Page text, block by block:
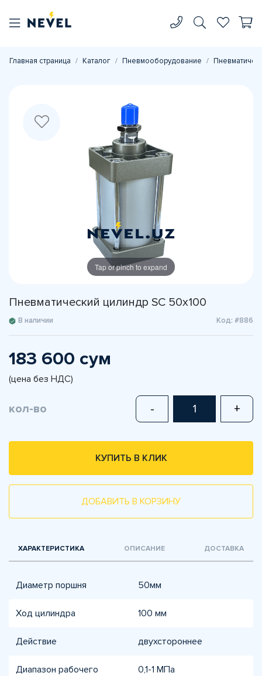
Главная страница Каталог Пневмооборудование
Tap or pinch to expand
Пневматический цилиндр SC 50x100
В наличии Код: #886
183 600 сум
(цена без НДС)
кол-во - +
КУПИТЬ В КЛИК
ДОБАВИТЬ В КОРЗИНУ
ХАРАКТЕРИСТИКА ОПИСАНИЕ ДОСТАВКА
Диаметр поршня 50мм
Ход цилиндра 100 мм
Действие двухстороннее
Диапазон рабочего
0,1-1 МПа